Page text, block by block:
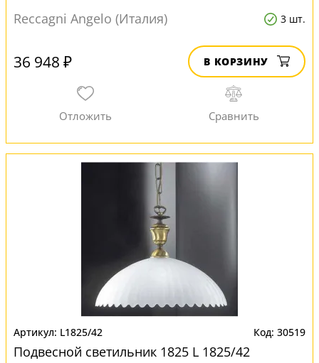
Reccagni Angelo (Италия) 3 шт.
36 948 ₽ В КОРЗИНУ
L1825/42 30519
Подвесной светильник 1825 L 1825/42